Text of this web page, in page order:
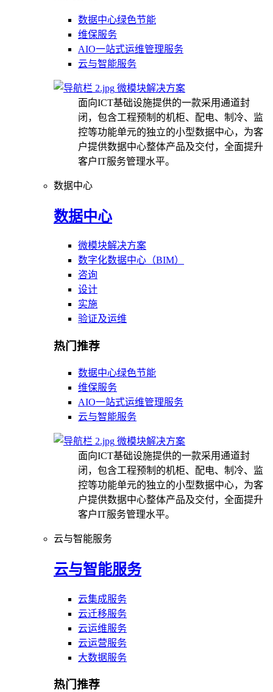
数据中心绿色节能
维保服务
AIO一站式运维管理服务
云与智能服务
微模块解决方案
面向ICT基础设施提供的一款采用通道封
闭，包含工程预制的机柜、配电、制冷、监
控等功能单元的独立的小型数据中心，为客
户提供数据中心整体产品及交付，全面提升
客户IT服务管理水平。
数据中心
数据中心
微模块解决方案
数字化数据中心（BIM）
咨询
设计
实施
验证及运维
热门推荐
数据中心绿色节能
维保服务
AIO一站式运维管理服务
云与智能服务
微模块解决方案
面向ICT基础设施提供的一款采用通道封
闭，包含工程预制的机柜、配电、制冷、监
控等功能单元的独立的小型数据中心，为客
户提供数据中心整体产品及交付，全面提升
客户IT服务管理水平。
云与智能服务
云与智能服务
云集成服务
云迁移服务
云运维服务
云运营服务
大数据服务
热门推荐